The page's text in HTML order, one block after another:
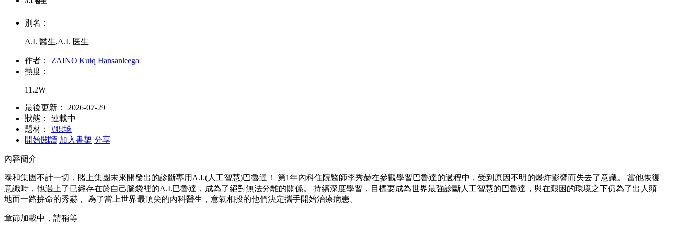
別名：
A.I. 醫生,A.I. 医生
作者： ZAINO Kuiq Hansanleega
熱度：
11.2W
最後更新：
2026-07-29
狀態：
連載中
題材：
#职场
開始閱讀 加入書架 分享
內容簡介
泰和集團不計一切，賭上集團未來開發出的診斷專用A.I.(人工智慧)巴魯達！ 第1年內科住院醫師李秀赫在參觀學習巴魯達的過程中，受到原因不明的爆炸影響而失去了意識。 當他恢復
意識時，他遇上了已經存在於自己腦袋裡的A.I.巴魯達，成為了絕對無法分離的關係。 持續深度學習，目標要成為世界最強診斷人工智慧的巴魯達，與在艱困的環境之下仍為了出人頭
地而一路拚命的秀赫， 為了當上世界最頂尖的內科醫生，意氣相投的他們決定攜手開始治療病患。
章節加載中，請稍等